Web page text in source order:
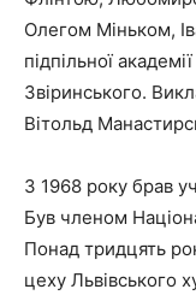
Олегом Міньком,
підпільної
Звіринського.
Вітольд
З 1968 року брав
Був членом
Понад тридцять
цеху Львівського